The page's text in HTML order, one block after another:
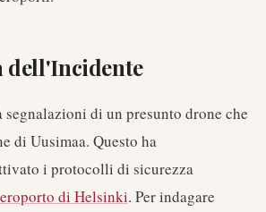
dell'Incidente
segnalazioni di un presunto drone che
di Uusimaa. Questo ha
i protocolli di sicurezza
di Helsinki. Per indagare